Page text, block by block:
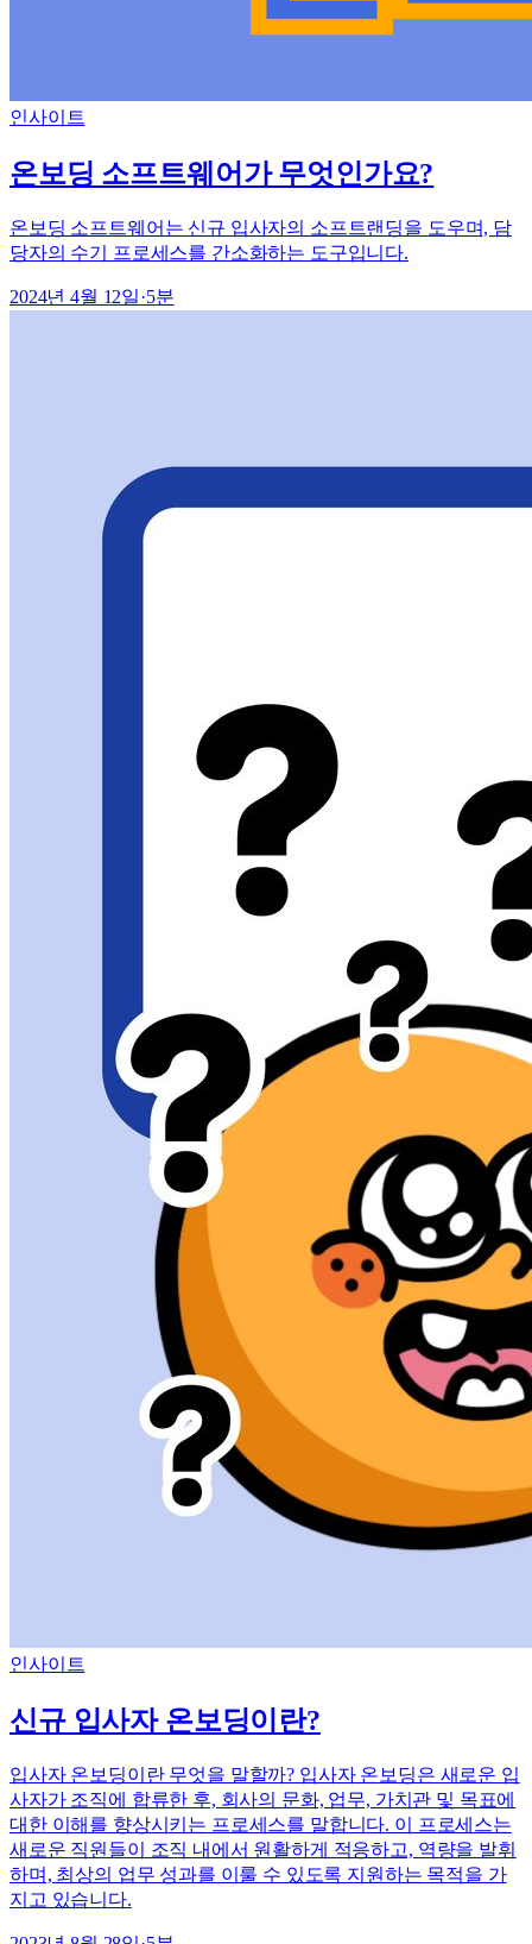
인사이트
온보딩 소프트웨어가 무엇인가요?
온보딩 소프트웨어는 신규 입사자의 소프트랜딩을 도우며, 담
당자의 수기 프로세스를 간소화하는 도구입니다.
2024년 4월 12일·5분
인사이트
신규 입사자 온보딩이란?
입사자 온보딩이란 무엇을 말할까? 입사자 온보딩은 새로운 입
사자가 조직에 합류한 후, 회사의 문화, 업무, 가치관 및 목표에
대한 이해를 향상시키는 프로세스를 말합니다. 이 프로세스는
새로운 직원들이 조직 내에서 원활하게 적응하고, 역량을 발휘
하며, 최상의 업무 성과를 이룰 수 있도록 지원하는 목적을 가
지고 있습니다.